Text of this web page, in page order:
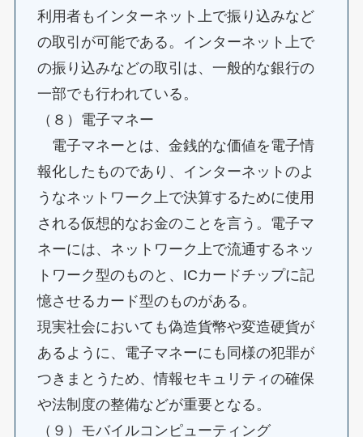
利用者もインターネット上で振り込みなど
の取引が可能である。インターネット上で
の振り込みなどの取引は、一般的な銀行の
一部でも行われている。
（８）電子マネー
電子マネーとは、金銭的な価値を電子情
報化したものであり、インターネットのよ
うなネットワーク上で決算するために使用
される仮想的なお金のことを言う。電子マ
ネーには、ネットワーク上で流通するネッ
トワーク型のものと、ICカードチップに記
憶させるカード型のものがある。
現実社会においても偽造貨幣や変造硬貨が
あるように、電子マネーにも同様の犯罪が
つきまとうため、情報セキュリティの確保
や法制度の整備などが重要となる。
（９）モバイルコンピューティング